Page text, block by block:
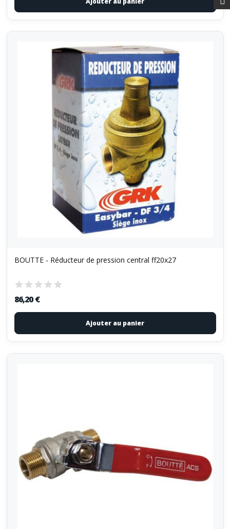
BOUTTE - Réducteur de pression central ff20x27
86,20 €
Ajouter au panier